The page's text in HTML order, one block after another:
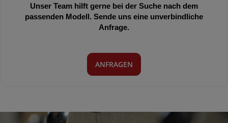
Unser Team hilft gerne bei der Suche nach dem
passenden Modell. Sende uns eine unverbindliche
Anfrage.
ANFRAGEN